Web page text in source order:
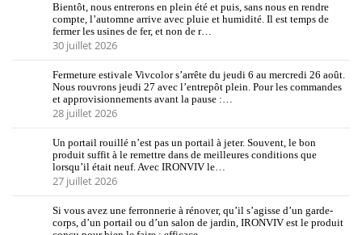
Bientôt, nous entrerons en plein été et puis, sans nous en rendre
compte, l’automne arrive avec pluie et humidité. Il est temps de
fermer les usines de fer, et non de r…
30 juillet 2026
Fermeture estivale Vivcolor s’arrête du jeudi 6 au mercredi 26 août.
Nous rouvrons jeudi 27 avec l’entrepôt plein. Pour les commandes
et approvisionnements avant la pause :…
28 juillet 2026
Un portail rouillé n’est pas un portail à jeter. Souvent, le bon
produit suffit à le remettre dans de meilleures conditions que
lorsqu’il était neuf. Avec IRONVIV le…
27 juillet 2026
Si vous avez une ferronnerie à rénover, qu’il s’agisse d’un garde-
corps, d’un portail ou d’un salon de jardin, IRONVIV est le produit